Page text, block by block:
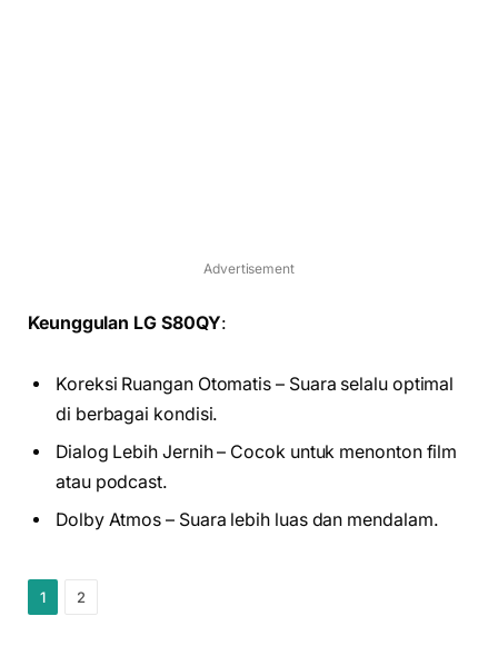
Advertisement
Keunggulan LG S80QY:
Koreksi Ruangan Otomatis – Suara selalu optimal
di berbagai kondisi.
Dialog Lebih Jernih – Cocok untuk menonton film
atau podcast.
Dolby Atmos – Suara lebih luas dan mendalam.
1 2